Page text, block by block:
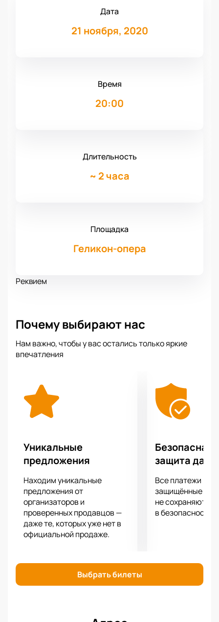
Дата
21 ноября, 2020
Время
20:00
Длительность
~ 2 часа
Площадка
Геликон-опера
Реквием
Почему выбирают нас
Нам важно, чтобы у вас остались только яркие
впечатления
Уникальные
предложения
Находим уникальные
предложения от
организаторов и
проверенных продавцов —
даже те, которых уже нет в
официальной продаже.
Безопасная
защита
Все платежи
защищённые
не сохраняются
в безопасности.
Выбрать билеты